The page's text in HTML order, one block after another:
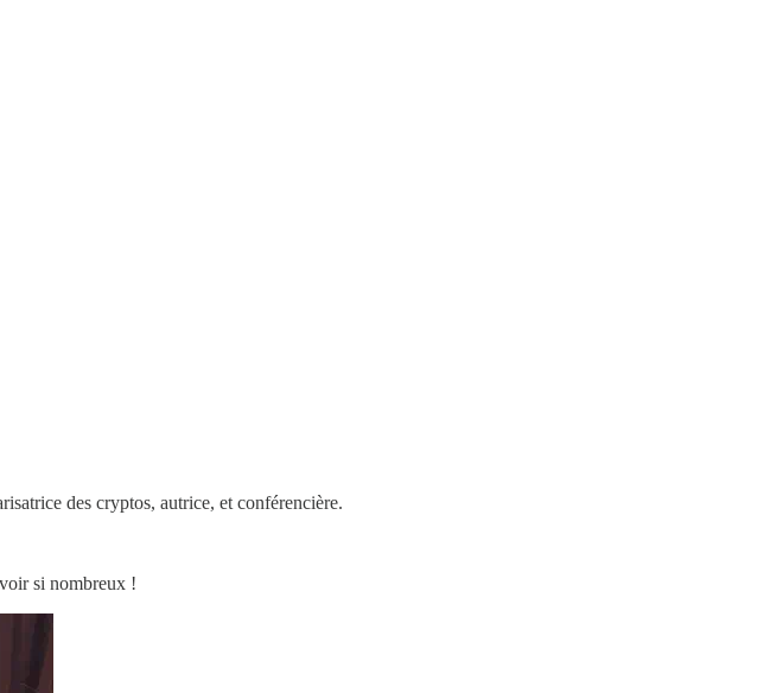
des cryptos, autrice, et conférencière.
si nombreux !